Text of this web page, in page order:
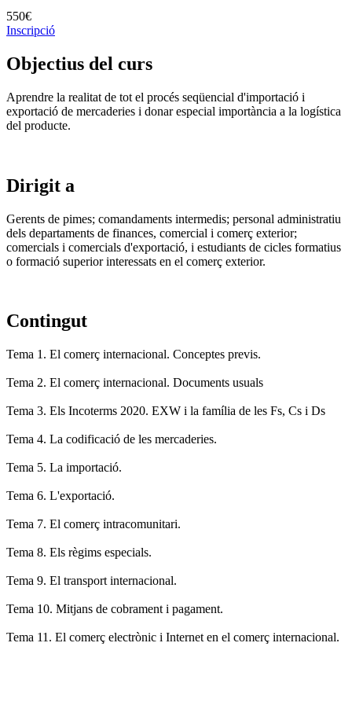
550€
Inscripció
Objectius del curs
Aprendre la realitat de tot el procés seqüencial d'importació i
exportació de mercaderies i donar especial importància a la logística
del producte.
Dirigit a
Gerents de pimes; comandaments intermedis; personal administratiu
dels departaments de finances, comercial i comerç exterior;
comercials i comercials d'exportació, i estudiants de cicles formatius
o formació superior interessats en el comerç exterior.
Contingut
Tema 1. El comerç internacional. Conceptes previs.
Tema 2. El comerç internacional. Documents usuals
Tema 3. Els Incoterms 2020. EXW i la família de les Fs, Cs i Ds
Tema 4. La codificació de les mercaderies.
Tema 5. La importació.
Tema 6. L'exportació.
Tema 7. El comerç intracomunitari.
Tema 8. Els règims especials.
Tema 9. El transport internacional.
Tema 10. Mitjans de cobrament i pagament.
Tema 11. El comerç electrònic i Internet en el comerç internacional.